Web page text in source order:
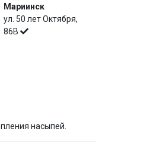
Мариинск
ул. 50 лет Октября,
86В
насыпей.